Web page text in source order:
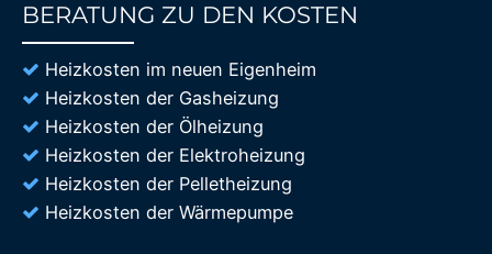
BERATUNG ZU DEN KOSTEN
Heizkosten im neuen Eigenheim
Heizkosten der Gasheizung
Heizkosten der Ölheizung
Heizkosten der Elektroheizung
Heizkosten der Pelletheizung
Heizkosten der Wärmepumpe